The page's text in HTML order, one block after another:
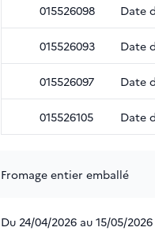
015526098 Date
015526093 Date
015526097 Date
015526105 Date
Fromage entier emballé
Du 24/04/2026 au 15/05/2026